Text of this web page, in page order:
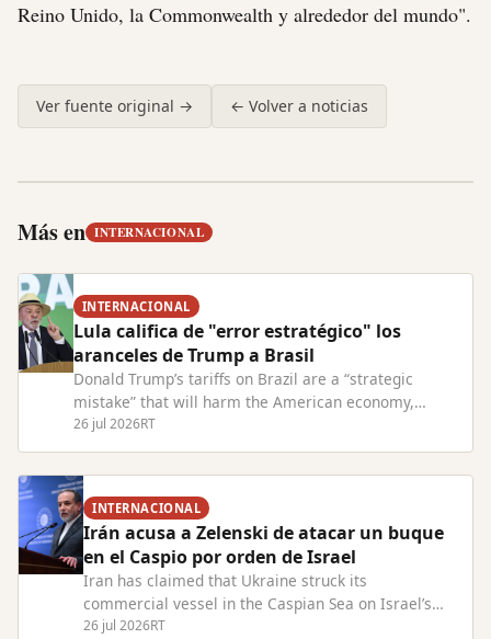
Reino Unido, la Commonwealth y alrededor del mundo".
Ver fuente original → ← Volver a noticias
Más en INTERNACIONAL
INTERNACIONAL
Lula califica de "error estratégico" los
aranceles de Trump a Brasil
Donald Trump’s tariffs on Brazil are a “strategic
mistake” that will harm the American economy,
President Lula has warned. Read Full Article at
RT.com
26 jul 2026RT
INTERNACIONAL
Irán acusa a Zelenski de atacar un buque
en el Caspio por orden de Israel
Iran has claimed that Ukraine struck its
commercial vessel in the Caspian Sea on Israel’s
behalf Read Full Article at RT.com
26 jul 2026RT